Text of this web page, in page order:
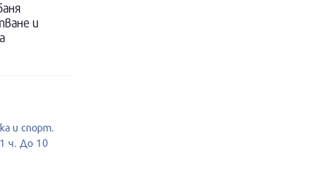
и
и спорт.
ч. До 10